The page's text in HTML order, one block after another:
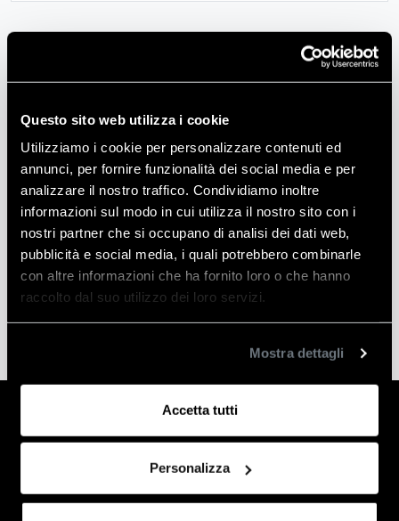
Questo sito web utilizza i cookie
Utilizziamo i cookie per personalizzare contenuti ed
annunci, per fornire funzionalità dei social media e per
analizzare il nostro traffico. Condividiamo inoltre
informazioni sul modo in cui utilizza il nostro sito con i
nostri partner che si occupano di analisi dei dati web,
pubblicità e social media, i quali potrebbero combinarle
con altre informazioni che ha fornito loro o che hanno
raccolto dal suo utilizzo dei loro servizi.
Mostra dettagli
Accetta tutti
Personalizza
CHIAVE COMBINATA SERIE LUNGA mm 14
Informazioni aggiuntive
Peso 2 kg
Produttore Bi-Elle
BI. ELLE di Agosti & C. s.a.s